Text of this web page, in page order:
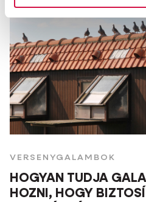
VERSENYGALAMBOK
HOGYAN TUDJA
HOZNI, HOGY